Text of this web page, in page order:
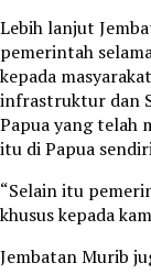
Lebih lanjut
pemerintah
kepada
infrastruktur dan
Papua yang telah
itu di Papua
“Selain itu
khusus kepada
Jembatan Murib